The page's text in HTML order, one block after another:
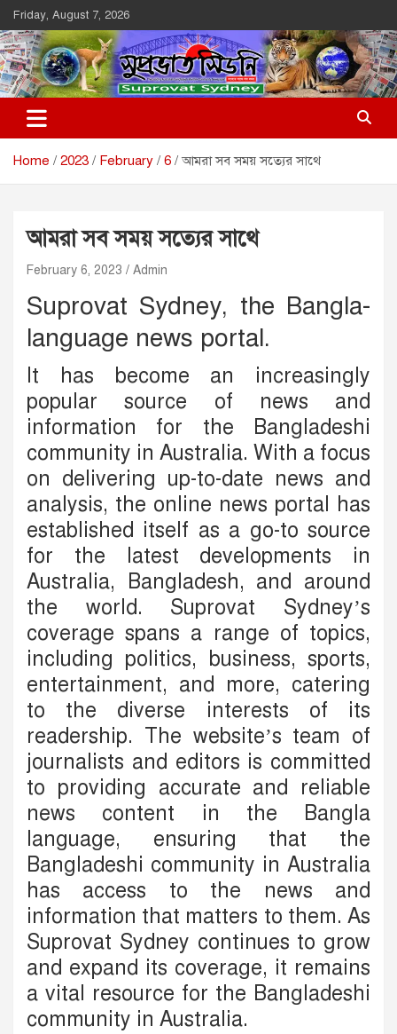
Skip
to
content
Friday, August 7, 2026
Suprovat Sydney
The Leading Bangladesh Community Newspaper In Australia
Home 2023 February 6 আমরা সব সময় সত্যের সাথে
আমরা সব সময় সত্যের সাথে
February 6, 2023 Admin
Suprovat Sydney, the Bangla-
language news portal.
It has become an increasingly
popular source of news and
information for the Bangladeshi
community in Australia. With a focus
on delivering up-to-date news and
analysis, the online news portal has
established itself as a go-to source
for the latest developments in
Australia, Bangladesh, and around
the world. Suprovat Sydney’s
coverage spans a range of topics,
including politics, business, sports,
entertainment, and more, catering
to the diverse interests of its
readership. The website’s team of
journalists and editors is committed
to providing accurate and reliable
news content in the Bangla
language, ensuring that the
Bangladeshi community in Australia
has access to the news and
information that matters to them. As
Suprovat Sydney continues to grow
and expand its coverage, it remains
a vital resource for the Bangladeshi
community in Australia.